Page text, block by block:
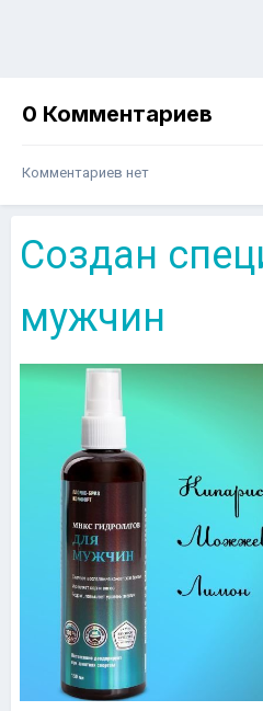
0 Комментариев
Комментариев нет
Создан
мужчин